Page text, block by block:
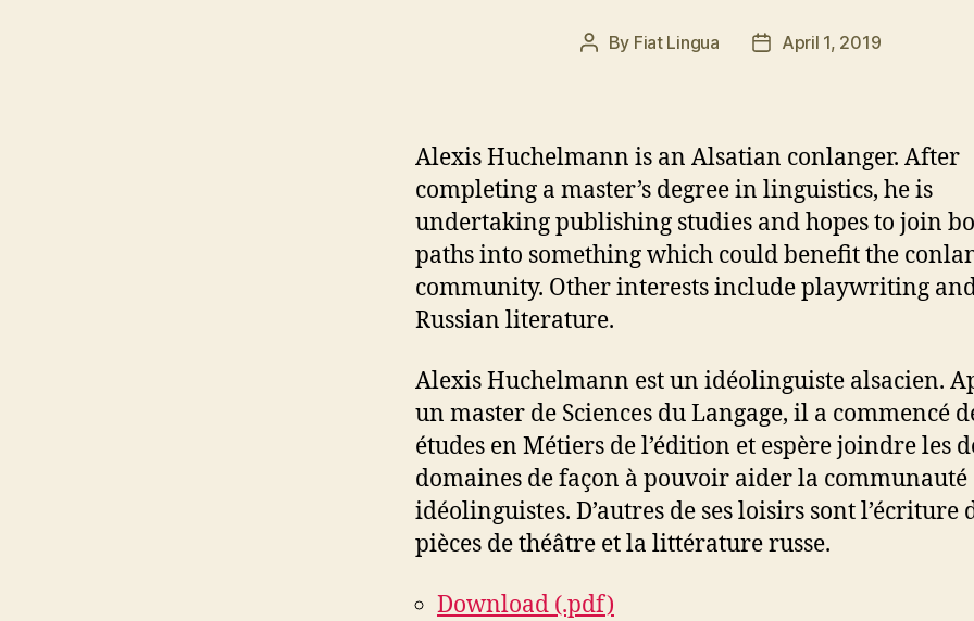
Post
By Fiat Lingua
PostApril 1, 2019
Alexis Huchelmann is an Alsatian conlanger. After
completing a master’s degree in linguistics, he is
undertaking publishing studies and hopes to join
paths into something which could benefit the
community. Other interests include playwriting
Russian literature.
Alexis Huchelmann est un idéolinguiste alsacien.
un master de Sciences du Langage, il a commencé
études en Métiers de l’édition et espère joindre les
domaines de façon à pouvoir aider la communauté
idéolinguistes. D’autres de ses loisirs sont l’écriture
pièces de théâtre et la littérature russe.
Download (.pdf)